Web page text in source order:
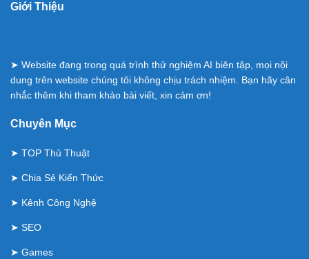
Giới Thiệu
➤ Website đang trong quá trình thử nghiệm AI biên tập, mọi nội
dung trên website chúng tôi không chịu trách nhiệm. Bạn hãy cân
nhắc thêm khi tham khảo bài viết, xin cảm ơn!
Chuyên Mục
➤ TOP Thủ Thuật
➤ Chia Sẻ Kiến Thức
➤ Kênh Công Nghệ
➤ SEO
➤ Games